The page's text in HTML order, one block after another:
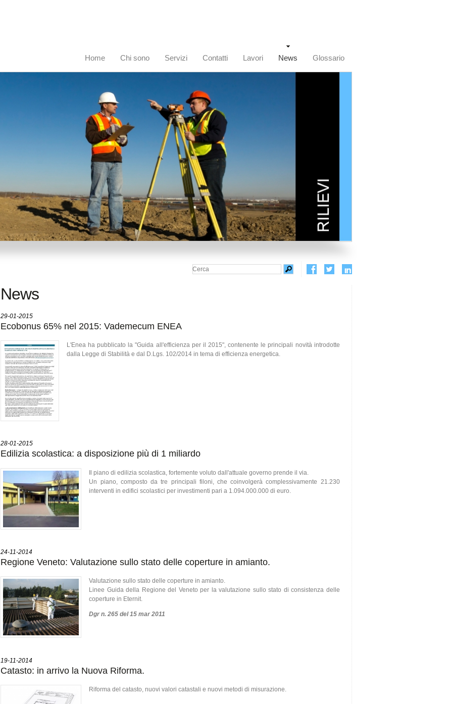
Home Chi sono Servizi Contatti Lavori News Glossario
News
29-01-2015
Ecobonus 65% nel 2015: Vademecum ENEA
L'Enea ha pubblicato la "Guida all'efficienza per il 2015", contenente le principali novità introdotte
dalla Legge di Stabilità e dal D.Lgs. 102/2014 in tema di efficienza energetica.
28-01-2015
Edilizia scolastica: a disposizione più di 1 miliardo
Il piano di edilizia scolastica, fortemente voluto dall'attuale governo prende il via.
Un piano, composto da tre principali filoni, che coinvolgerà complessivamente 21.230
interventi in edifici scolastici per investimenti pari a 1.094.000.000 di euro.
24-11-2014
Regione Veneto: Valutazione sullo stato delle coperture in amianto.
Valutazione sullo stato delle coperture in amianto.
Linee Guida della Regione del Veneto per la valutazione sullo stato di consistenza delle
coperture in Eternit.
Dgr n. 265 del 15 mar 2011
19-11-2014
Catasto: in arrivo la Nuova Riforma.
Riforma del catasto, nuovi valori catastali e nuovi metodi di misurazione.